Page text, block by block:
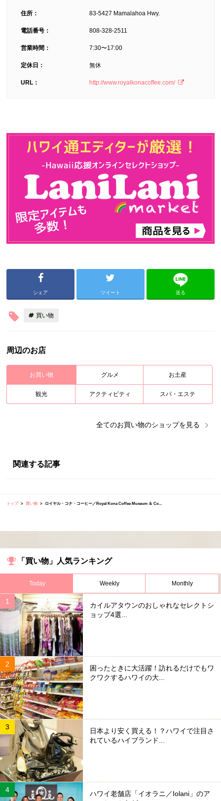
住所： 83-5427 Mamalahoa Hwy.
電話番号： 808-328-2511
営業時間： 7:30〜17:00
定休日： 無休
URL： http://www.royalkonacoffee.com/
シェア ツイート 送る
買い物
周辺のお店
お買い物 グルメ お土産
観光 アクティビティ スパ・エステ
全てのお買い物のショップを見る
関連する記事
トップ 買い物 ロイヤル・コナ・コーヒー／Royal Kona Coffee Museum ＆ Co...
「買い物」人気ランキング
Today Weekly Monthly
カイルアタウンのおしゃれなセレクトシ
ョップ4選...
困ったときに大活躍！訪れるだけでもワ
クワクするハワイの大...
日本より安く買える！？ハワイで注目さ
れているハイブランド...
ハワイ老舗店「イオラニ／Iolani」のア